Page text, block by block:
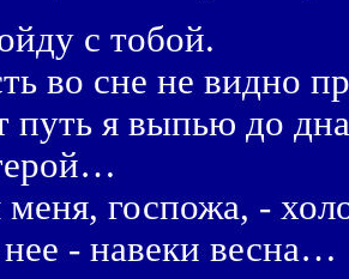
с тобой.
во сне не видно
путь я выпью до
госпожа, -
- навеки весна…